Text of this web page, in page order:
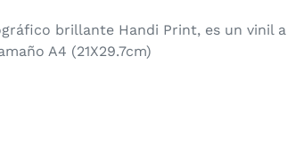
brillante Handi Print, es un vinil a
A4 (21X29.7cm)